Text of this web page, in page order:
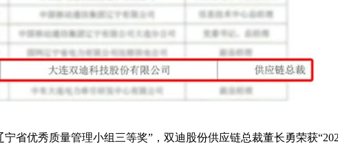
省优秀质量管理小组三等奖”，双迪股份供应链总裁董长勇荣获